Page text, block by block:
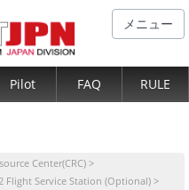
メニュー
Pilot FAQ RULE
Center(CRC)
Flight Service Station (Optional)